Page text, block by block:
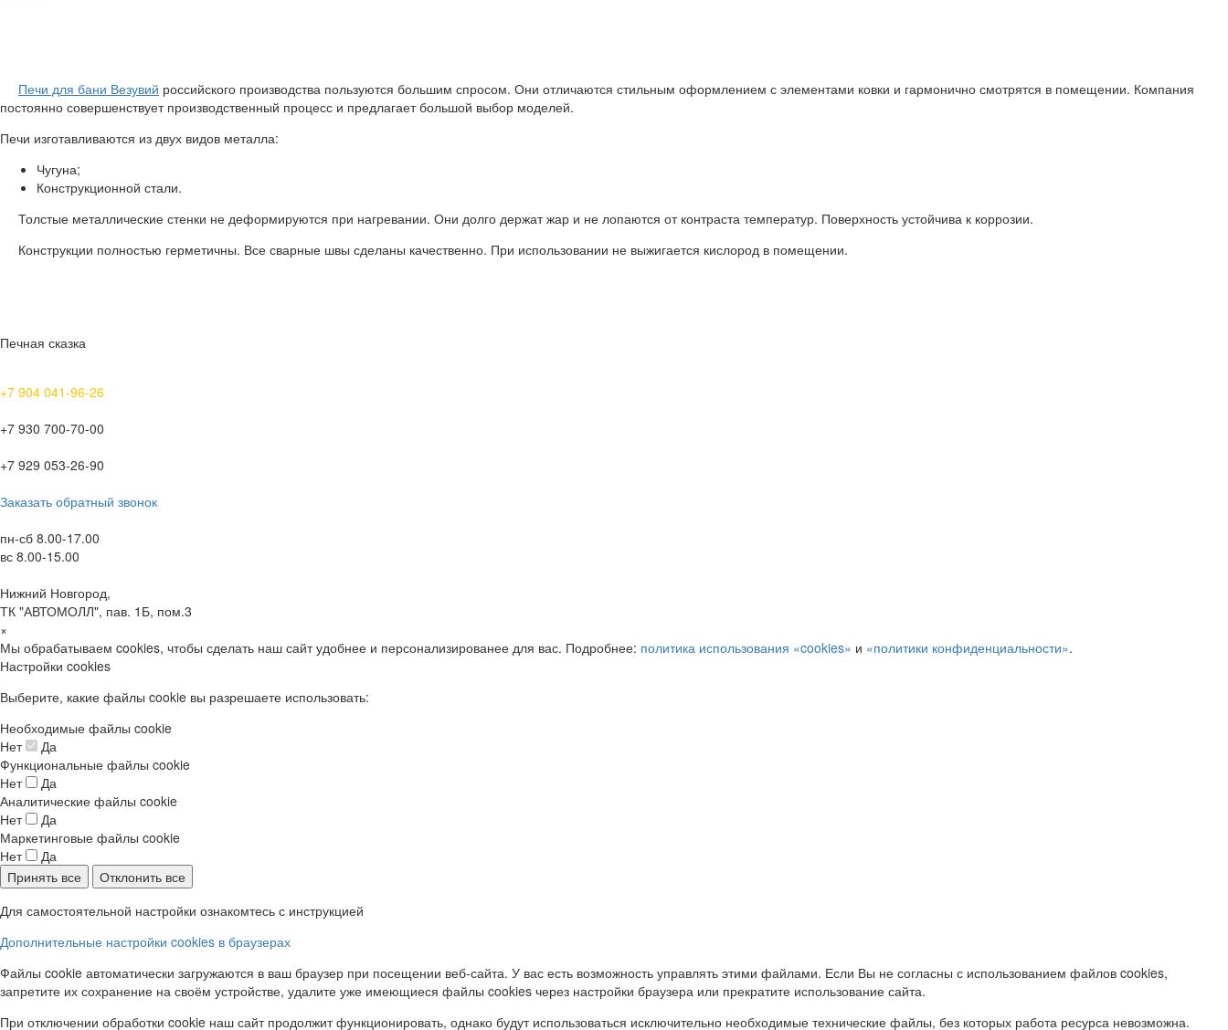
Печи для бани Везувий российского производства пользуются большим спросом. Они отличаются стильным оформлением с элементами ковки и гармонично смотрятся в помещении. Компания
постоянно совершенствует производственный процесс и предлагает большой выбор моделей.
Печи изготавливаются из двух видов металла:
Чугуна;
Конструкционной стали.
Толстые металлические стенки не деформируются при нагревании. Они долго держат жар и не лопаются от контраста температур. Поверхность устойчива к коррозии.
Конструкции полностью герметичны. Все сварные швы сделаны качественно. При использовании не выжигается кислород в помещении.
Печная сказка
+7 904 041-96-26
+7 930 700-70-00
+7 929 053-26-90
Заказать обратный звонок
пн-сб 8.00-17.00
вс 8.00-15.00
Нижний Новгород,
ТК "АВТОМОЛЛ", пав. 1Б, пом.3
×
Мы обрабатываем cookies, чтобы сделать наш сайт удобнее и персонализированее для вас. Подробнее: политика использования «cookies» и «политики конфиденциальности».
Настройки cookies
Выберите, какие файлы cookie вы разрешаете использовать:
Необходимые файлы cookie
Нет
Да
Функциональные файлы cookie
Нет
Да
Аналитические файлы cookie
Нет
Да
Маркетинговые файлы cookie
Нет
Да
Принять все
Отклонить все
Для самостоятельной настройки ознакомтесь с инструкцией
Дополнительные настройки cookies в браузерах
Файлы cookie автоматически загружаются в ваш браузер при посещении веб-сайта. У вас есть возможность управлять этими файлами. Если Вы не согласны с использованием файлов cookies,
запретите их сохранение на своём устройстве, удалите уже имеющиеся файлы cookies через настройки браузера или прекратите использование сайта.
При отключении обработки cookie наш сайт продолжит функционировать, однако будут использоваться исключительно необходимые технические файлы, без которых работа ресурса невозможна.